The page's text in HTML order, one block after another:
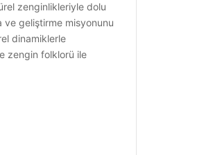
zenginlikleriyle dolu
ve geliştirme misyonunu
dinamiklerle
zengin folklorü ile